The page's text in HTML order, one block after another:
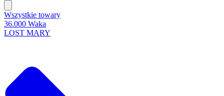
Wszystkie towary
36.000 Waka
LOST MARY